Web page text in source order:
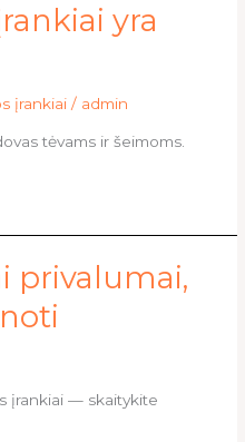
yra
įrankiai / admin
tėvams ir šeimoms.
privalumai,
įrankiai — skaitykite